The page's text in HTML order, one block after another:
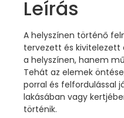
Leírás
A helyszínen történő
tervezett és
a helyszínen, hanem
Tehát az elemek
porral és felfordulással
lakásában vagy
történik.